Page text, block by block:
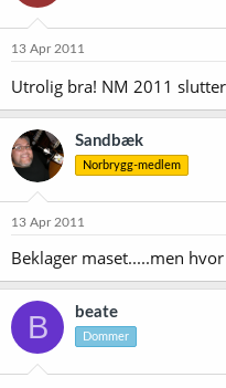
13 Apr 2011
Utrolig bra! NM 2011
Sandbæk
Norbrygg-medlem
13 Apr 2011
Beklager maset.....men
B beate
Dommer